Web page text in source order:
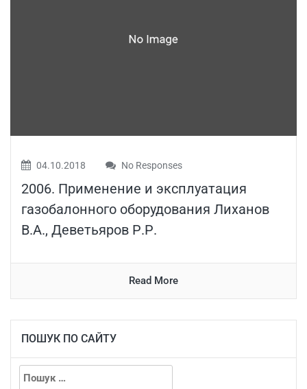
04.10.2018 No Responses
2006. Применение и эксплуатация
газобалонного оборудования Лиханов
В.А., Деветьяров Р.Р.
Read More
ПОШУК ПО САЙТУ